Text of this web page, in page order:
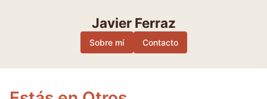
Javier Ferraz
Sobre mí Contacto